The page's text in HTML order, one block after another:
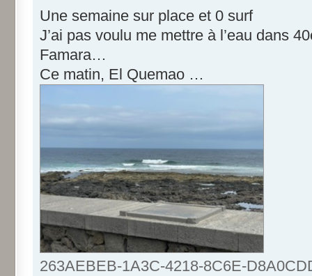
Une semaine sur place et 0 surf
J’ai pas voulu me mettre à l’eau dans
Famara…
Ce matin, El Quemao …
263AEBEB-1A3C-4218-8C6E-